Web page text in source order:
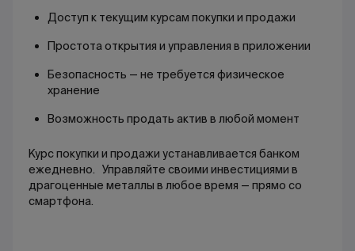
Доступ к текущим курсам покупки и продажи
Простота открытия и управления в приложении
Безопасность — не требуется физическое
хранение
Возможность продать актив в любой момент
Курс покупки и продажи устанавливается банком
ежедневно. Управляйте своими инвестициями в
драгоценные металлы в любое время — прямо со
смартфона.